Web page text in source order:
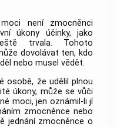
není zmocněnci
úkony účinky, jako
trvala. Tohoto
dovolávat ten, kdo
nebo musel vědět.
osobě, že udělil plnou
úkony, může se vůči
moci, jen oznámil-li jí
zmocněnce nebo
jednání zmocněnce o